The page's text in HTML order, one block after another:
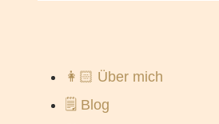
👩🏻 Über mich
🗒️ Blog